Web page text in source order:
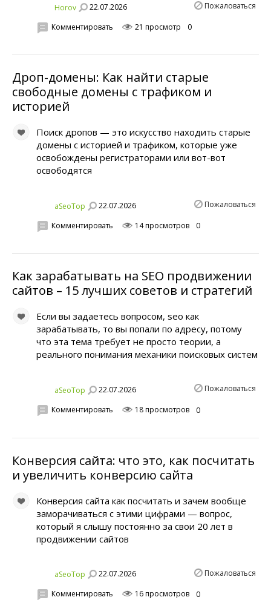
Horov 22.07.2026 Пожаловаться
Комментировать 21 просмотр 0
Дроп-домены: Как найти старые
свободные домены с трафиком и
историей
Поиск дропов — это искусство находить старые
домены с историей и трафиком, которые уже
освобождены регистраторами или вот-вот
освободятся
aSeoTop 22.07.2026 Пожаловаться
Комментировать 14 просмотров 0
Как зарабатывать на SEO продвижении
сайтов – 15 лучших советов и стратегий
Если вы задаетесь вопросом, seo как
зарабатывать, то вы попали по адресу, потому
что эта тема требует не просто теории, а
реального понимания механики поисковых систем
aSeoTop 22.07.2026 Пожаловаться
Комментировать 18 просмотров 0
Конверсия сайта: что это, как посчитать
и увеличить конверсию сайта
Конверсия сайта как посчитать и зачем вообще
заморачиваться с этими цифрами — вопрос,
который я слышу постоянно за свои 20 лет в
продвижении сайтов
aSeoTop 22.07.2026 Пожаловаться
Комментировать 16 просмотров 0